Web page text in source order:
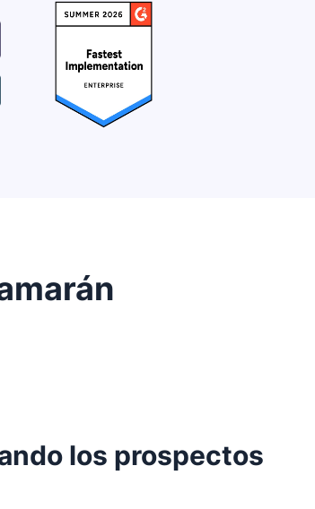
los prospectos